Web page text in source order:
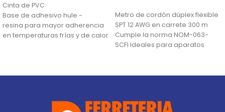
Cinta de PVC
Base de adhesivo hule -
resina para mayor adherencia
en temperaturas frías y de calor
Metro de cordón dúplex flexible
SPT 12 AWG en carrete 300 m
Cumple la norma NOM-063-
SCFI Ideales para aparatos